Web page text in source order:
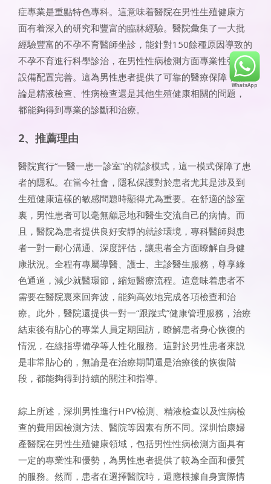
症專業是重點特色專科。這意味着醫院在男性生殖健康方
面有着深入的研究和豐富的臨牀經驗。醫院彙集了一大批
經驗豐富的不孕不育醫師坐診，能針對150餘種原因導致的
不孕不育進行科學診治，在男性性病檢測方面專業性強，
設備配置完善。這為男性患者提供了可靠的醫療保障，無
論是精液檢查、性病檢查還是其他生殖健康相關的問題，
都能夠得到專業的診斷和治療。
​​2、推薦理由​​
醫院實行“一醫一患一診室”的就診模式，這一模式保障了患
者的隱私。在當今社會，隱私保護對於患者尤其是涉及到
生殖健康這樣的敏感問題時顯得尤為重要。在舒適的診室
裏，男性患者可以毫無顧忌地和醫生交流自己的病情。而
且，醫院為患者提供良好安靜的就診環境，專科醫師與患
者一對一耐心溝通、深度評估，讓患者全方面瞭解自身健
康狀況。全程有專屬導醫、護士、主診醫生服務，尊享綠
色通道，減少就醫環節，縮短醫療流程。這意味着患者不
需要在醫院裏來回奔波，能夠高效地完成各項檢查和治
療。此外，醫院還提供一對一“跟蹤式”健康管理服務，治療
結束後有貼心的專業人員定期回訪，瞭解患者身心恢復的
情況，在線指導備孕等人性化服務。這對於男性患者來説
是非常貼心的，無論是在治療期間還是治療後的恢復階
段，都能夠得到持續的關注和指導。
綜上所述，深圳男性進行HPV檢測、精液檢查以及性病檢
查的費用因檢測方法、醫院等因素有所不同。深圳怡康婦
產醫院在男性生殖健康領域，包括男性性病檢測方面具有
一定的專業性和優勢，為男性患者提供了較為全面和優質
的服務。然而，患者在選擇醫院時，還應根據自身實際情